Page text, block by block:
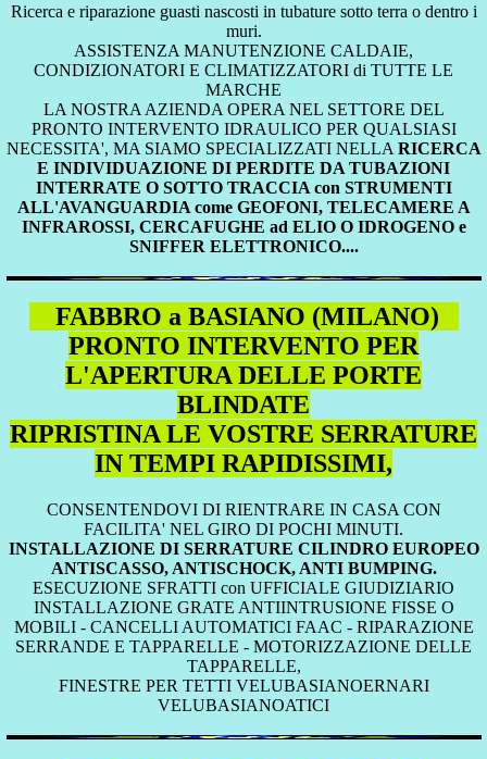
Ricerca e riparazione guasti nascosti in tubature sotto terra o dentro i
muri.
ASSISTENZA MANUTENZIONE CALDAIE,
CONDIZIONATORI E CLIMATIZZATORI di TUTTE LE
MARCHE
LA NOSTRA AZIENDA OPERA NEL SETTORE DEL
PRONTO INTERVENTO IDRAULICO PER QUALSIASI
NECESSITA', MA SIAMO SPECIALIZZATI NELLA RICERCA
E INDIVIDUAZIONE DI PERDITE DA TUBAZIONI
INTERRATE O SOTTO TRACCIA con STRUMENTI
ALL'AVANGUARDIA come GEOFONI, TELECAMERE A
INFRAROSSI, CERCAFUGHE ad ELIO O IDROGENO e
SNIFFER ELETTRONICO....
FABBRO a BASIANO (MILANO)
PRONTO INTERVENTO PER
L'APERTURA DELLE PORTE
BLINDATE
RIPRISTINA LE VOSTRE SERRATURE
IN TEMPI RAPIDISSIMI,
CONSENTENDOVI DI RIENTRARE IN CASA CON
FACILITA' NEL GIRO DI POCHI MINUTI.
INSTALLAZIONE DI SERRATURE CILINDRO EUROPEO
ANTISCASSO, ANTISCHOCK, ANTI BUMPING.
ESECUZIONE SFRATTI con UFFICIALE GIUDIZIARIO
INSTALLAZIONE GRATE ANTIINTRUSIONE FISSE O
MOBILI - CANCELLI AUTOMATICI FAAC - RIPARAZIONE
SERRANDE E TAPPARELLE - MOTORIZZAZIONE DELLE
TAPPARELLE,
FINESTRE PER TETTI VELUBASIANOERNARI
VELUBASIANOATICI